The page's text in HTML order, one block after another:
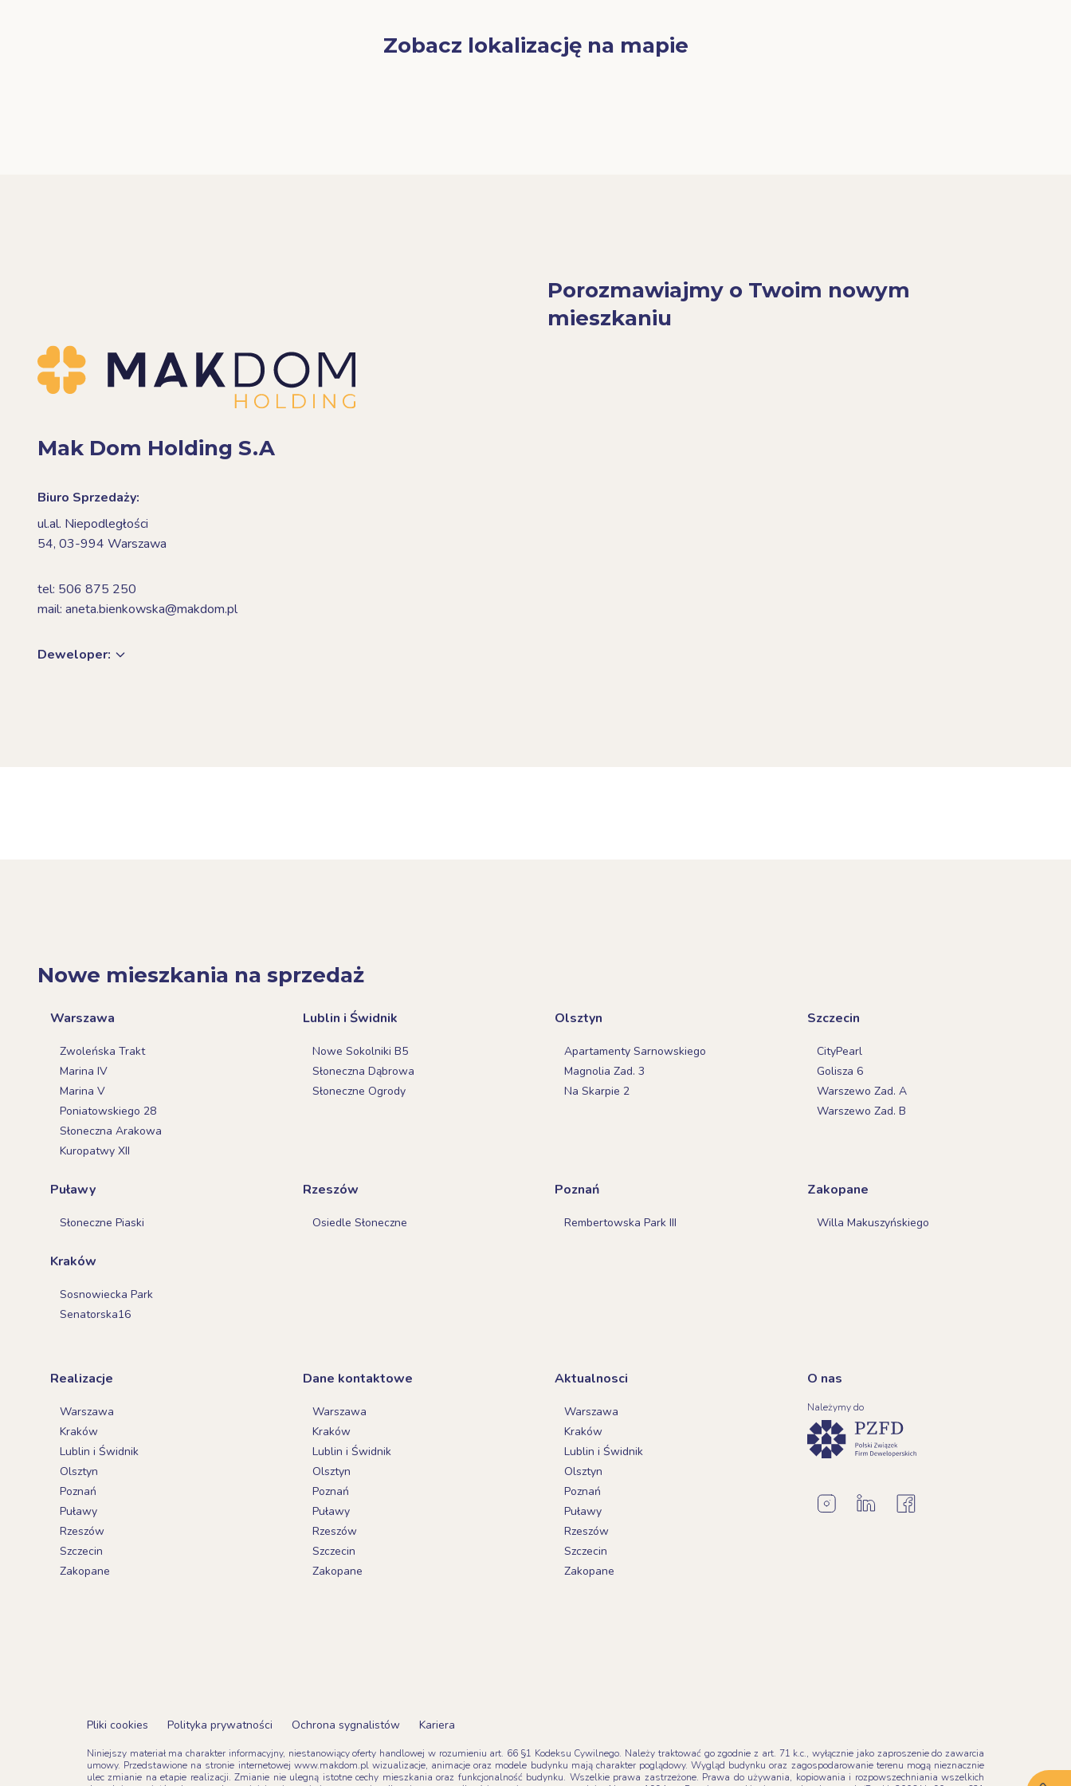
Zobacz lokalizację na mapie
Porozmawiajmy o Twoim nowym
mieszkaniu
Mak Dom Holding S.A
Biuro Sprzedaży:
ul.al. Niepodległości
54, 03-994 Warszawa
tel: 506 875 250
mail: aneta.bienkowska@makdom.pl
Deweloper:
Nowe mieszkania na sprzedaż
Warszawa
Zwoleńska Trakt
Marina IV
Marina V
Poniatowskiego 28
Słoneczna Arakowa
Kuropatwy XII
Lublin i Świdnik
Nowe Sokolniki B5
Słoneczna Dąbrowa
Słoneczne Ogrody
Olsztyn
Apartamenty Sarnowskiego
Magnolia Zad. 3
Na Skarpie 2
Szczecin
CityPearl
Golisza 6
Warszewo Zad. A
Warszewo Zad. B
Puławy
Słoneczne Piaski
Rzeszów
Osiedle Słoneczne
Poznań
Rembertowska Park III
Zakopane
Willa Makuszyńskiego
Kraków
Sosnowiecka Park
Senatorska16
Realizacje
Warszawa
Kraków
Lublin i Świdnik
Olsztyn
Poznań
Puławy
Rzeszów
Szczecin
Zakopane
Dane kontaktowe
Warszawa
Kraków
Lublin i Świdnik
Olsztyn
Poznań
Puławy
Rzeszów
Szczecin
Zakopane
Aktualnosci
Warszawa
Kraków
Lublin i Świdnik
Olsztyn
Poznań
Puławy
Rzeszów
Szczecin
Zakopane
O nas
Należymy do
Pliki cookies Polityka prywatności Ochrona sygnalistów Kariera
Niniejszy materiał ma charakter informacyjny, niestanowiący oferty handlowej w rozumieniu art. 66 §1 Kodeksu Cywilnego. Należy traktować go zgodnie z art. 71 k.c., wyłącznie jako zaproszenie do zawarcia
umowy. Przedstawione na stronie internetowej www.makdom.pl wizualizacje, animacje oraz modele budynku mają charakter poglądowy. Wygląd budynku oraz zagospodarowanie terenu mogą nieznacznie
ulec zmianie na etapie realizacji. Zmianie nie ulegną istotne cechy mieszkania oraz funkcjonalność budynku. Wszelkie prawa zastrzeżone. Prawa do używania, kopiowania i rozpowszechniania wszelkich